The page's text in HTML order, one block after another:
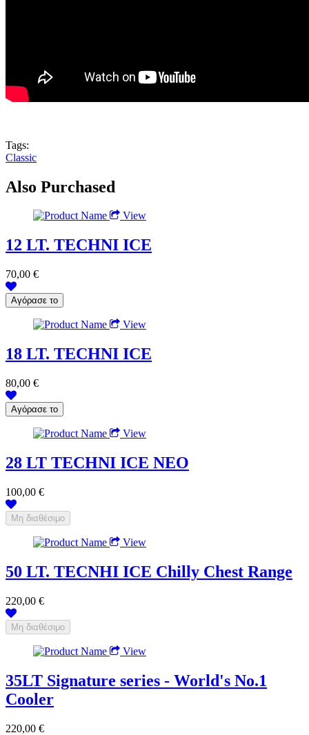
Tags:
Classic
Also Purchased
View
12 LT. TECHNI ICE
70,00 €
View
18 LT. TECHNI ICE
80,00 €
View
28 LT TECHNI ICE NEO
100,00 €
View
50 LT. TECNHI ICE Chilly Chest Range
220,00 €
View
35LT Signature series - World's No.1
Cooler
220,00 €